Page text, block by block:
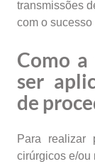
transmissões
com o sucesso
Como a
ser
de
Para realizar
cirúrgicos e/ou